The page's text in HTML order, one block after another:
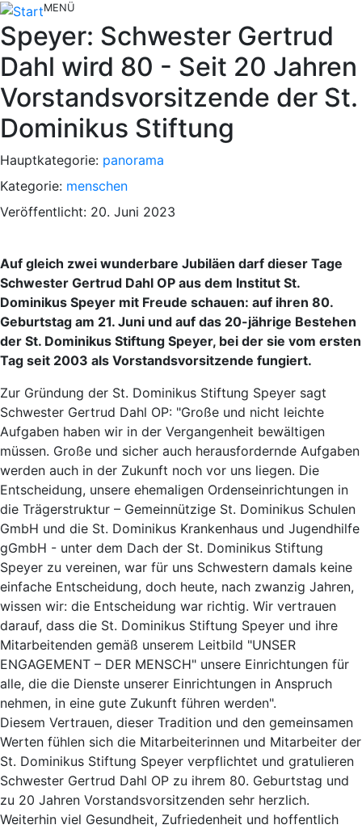
MENÜ
Speyer: Schwester Gertrud
Dahl wird 80 - Seit 20 Jahren
Vorstandsvorsitzende der St.
Dominikus Stiftung
Hauptkategorie: panorama
Kategorie: menschen
Veröffentlicht: 20. Juni 2023
Auf gleich zwei wunderbare Jubiläen darf dieser Tage
Schwester Gertrud Dahl OP aus dem Institut St.
Dominikus Speyer mit Freude schauen: auf ihren 80.
Geburtstag am 21. Juni und auf das 20-jährige Bestehen
der St. Dominikus Stiftung Speyer, bei der sie vom ersten
Tag seit 2003 als Vorstandsvorsitzende fungiert.
Zur Gründung der St. Dominikus Stiftung Speyer sagt
Schwester Gertrud Dahl OP: "Große und nicht leichte
Aufgaben haben wir in der Vergangenheit bewältigen
müssen. Große und sicher auch herausfordernde Aufgaben
werden auch in der Zukunft noch vor uns liegen. Die
Entscheidung, unsere ehemaligen Ordenseinrichtungen in
die Trägerstruktur – Gemeinnützige St. Dominikus Schulen
GmbH und die St. Dominikus Krankenhaus und Jugendhilfe
gGmbH - unter dem Dach der St. Dominikus Stiftung
Speyer zu vereinen, war für uns Schwestern damals keine
einfache Entscheidung, doch heute, nach zwanzig Jahren,
wissen wir: die Entscheidung war richtig. Wir vertrauen
darauf, dass die St. Dominikus Stiftung Speyer und ihre
Mitarbeitenden gemäß unserem Leitbild "UNSER
ENGAGEMENT – DER MENSCH" unsere Einrichtungen für
alle, die die Dienste unserer Einrichtungen in Anspruch
nehmen, in eine gute Zukunft führen werden".
Diesem Vertrauen, dieser Tradition und den gemeinsamen
Werten fühlen sich die Mitarbeiterinnen und Mitarbeiter der
St. Dominikus Stiftung Speyer verpflichtet und gratulieren
Schwester Gertrud Dahl OP zu ihrem 80. Geburtstag und
zu 20 Jahren Vorstandsvorsitzenden sehr herzlich.
Weiterhin viel Gesundheit, Zufriedenheit und hoffentlich